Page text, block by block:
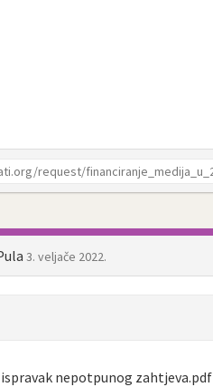
3. veljače 2022.
ispravak nepotpunog zahtjeva.pdf